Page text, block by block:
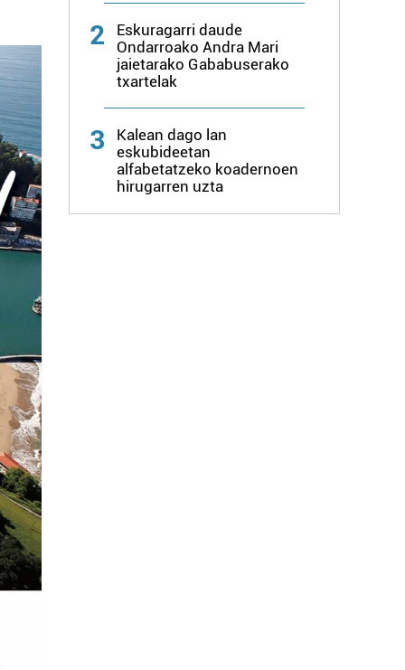
2
Eskuragarri daude
Ondarroako Andra Mari
jaietarako Gababuserako
txartelak
3
Kalean dago lan
eskubideetan
alfabetatzeko koadernoen
hirugarren uzta